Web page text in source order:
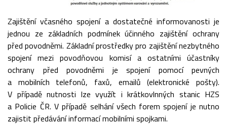
Zajištění včasného spojení a dostatečné informovanosti je
jednou ze základních podmínek účinného zajištění ochrany
před povodněmi. Základní prostředky pro zajištění nezbytného
spojení mezi povodňovou komisí a ostatními účastníky
ochrany před povodněmi je spojení pomocí pevných
a mobilních telefonů, faxů, emailů (elektronické pošty).
V případě nutnosti lze využít i krátkovlnných stanic HZS
a Policie ČR. V případě selhání všech forem spojení je nutno
zajistit předávání informací mobilními spojkami.